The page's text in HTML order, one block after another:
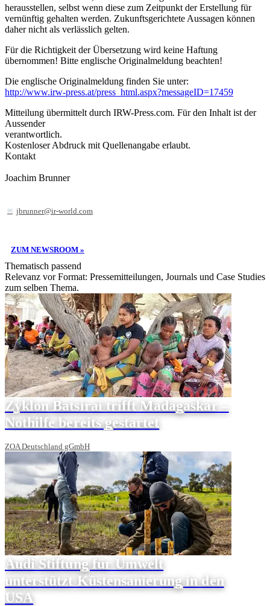
herausstellen, selbst wenn diese zum Zeitpunkt der Erstellung für
vernünftig gehalten werden. Zukunftsgerichtete Aussagen können
daher nicht als verlässlich gelten.
Für die Richtigkeit der Übersetzung wird keine Haftung
übernommen! Bitte englische Originalmeldung beachten!
Die englische Originalmeldung finden Sie unter:
http://www.irw-press.at/press_html.aspx?messageID=17459
Mitteilung übermittelt durch IRW-Press.com. Für den Inhalt ist der
Aussender
verantwortlich.
Kostenloser Abdruck mit Quellenangabe erlaubt.
Kontakt
Joachim Brunner
jbrunner@ir-world.com
ZUM NEWSROOM »
Thematisch passend
Relevanz vor Format: Pressemitteilungen, Journals und Case Studies
zum selben Thema.
Zyklon Batsirai trifft Madagaskar –
Nothilfe bereits gestartet
ZOA Deutschland gGmbH
Audi Stiftung für Umwelt
unterstützt Küstensanierung in den
USA